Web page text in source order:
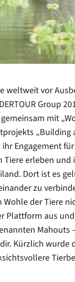
weltweit vor
Group
mit
„Building
ihr Engagement
Tiere erleben
Dort ist es
zu
Wohle der Tiere
Plattform aus
Mahouts
Kürzlich wurde